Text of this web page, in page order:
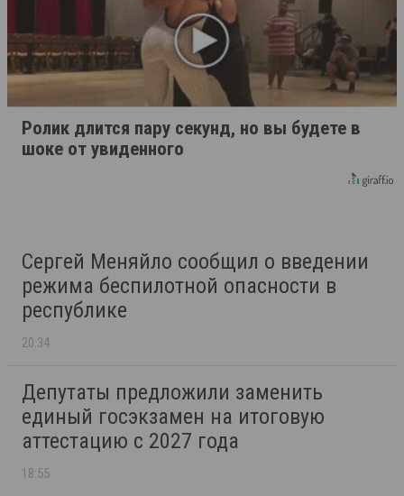
Ролик длится пару секунд, но вы будете в
шоке от увиденного
Сергей Меняйло сообщил о введении
режима беспилотной опасности в
республике
20:34
Депутаты предложили заменить
единый госэкзамен на итоговую
аттестацию с 2027 года
18:55